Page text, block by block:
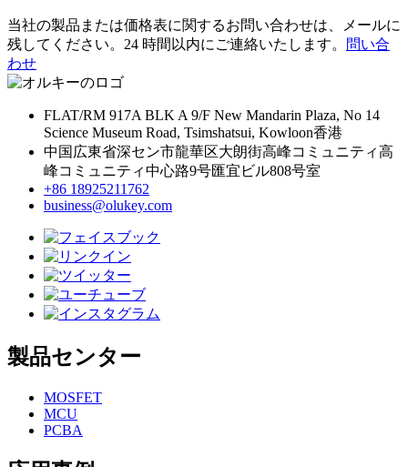
当社の製品または価格表に関するお問い合わせは、メールに
残してください。24 時間以内にご連絡いたします。
問い合
わせ
FLAT/RM 917A BLK A 9/F New Mandarin Plaza, No 14
Science Museum Road, Tsimshatsui, Kowloon香港
中国広東省深セン市龍華区大朗街高峰コミュニティ高
峰コミュニティ中心路9号匯宜ビル808号室
+86 18925211762
business@olukey.com
製品センター
MOSFET
MCU
PCBA